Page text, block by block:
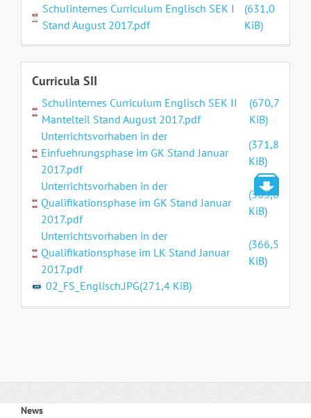
Schulinternes Curriculum Englisch SEK I
Stand August 2017.pdf
(631,0
KiB)
Curricula SII
Schulinternes Curriculum Englisch SEK II
Mantelteil Stand August 2017.pdf
(670,7
KiB)
Unterrichtsvorhaben in der
Einfuehrungsphase im GK Stand Januar
2017.pdf
(371,8
KiB)
Unterrichtsvorhaben in der
Qualifikationsphase im GK Stand Januar
2017.pdf
(365,0
KiB)
Unterrichtsvorhaben in der
Qualifikationsphase im LK Stand Januar
2017.pdf
(366,5
KiB)
02_FS_Englisch.JPG(271,4 KiB)
News